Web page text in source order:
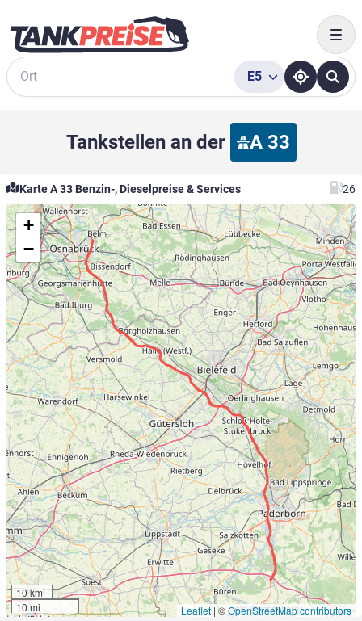
Suche
E5
Tankstellen an der A 33
Karte A 33 Benzin-, Dieselpreise & Services 26
+
−
10 km
10 mi
Leaflet | ©OpenStreetMap contributors